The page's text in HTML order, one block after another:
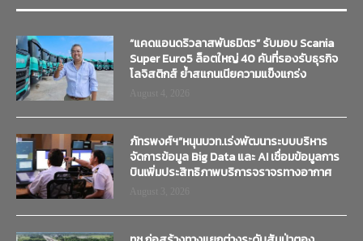
“แคดแอนดริวลาสพันธมิตร” รับมอบ Scania
Super Euro5 ล็อตใหญ่ 40 คันที่รองรับธุรกิจ
โลจิสติกส์ ย้ำสแกนเนียความแข็งแกร่ง
ภัทรพงศ์ฯ”หนุนบวท.เร่งพัฒนาระบบบริหาร
จัดการข้อมูล Big Data และ AI เชื่อมข้อมูลการ
บินเพิ่มประสิทธิภาพบริการจราจรทางอากาศ